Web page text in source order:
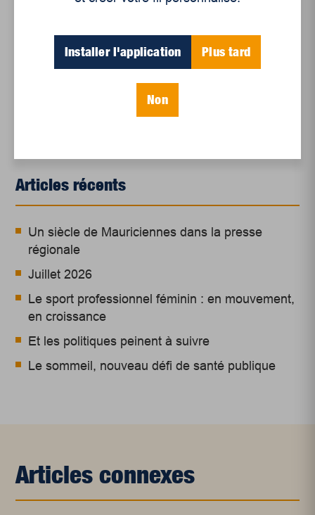
*Si vous n’y arrivez pas avec le code QR, voici
Articles récents
Un siècle de Mauriciennes dans la presse
régionale
Juillet 2026
Le sport professionnel féminin : en mouvement,
en croissance
Et les politiques peinent à suivre
Le sommeil, nouveau défi de santé publique
Articles connexes
Installer l'application Plus tard
Non